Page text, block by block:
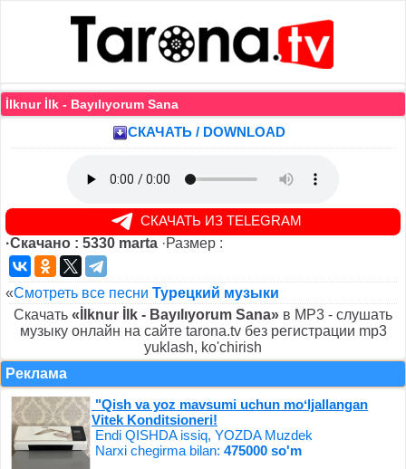
İlknur İlk - Bayılıyorum Sana
СКАЧАТЬ / DOWNLOAD
СКАЧАТЬ ИЗ TELEGRAM
·Скачано : 5330 marta ·Размер :
«Смотреть все песни Турецкий музыки
Скачать «İlknur İlk - Bayılıyorum Sana» в MP3 - слушать
музыку онлайн на сайте tarona.tv без регистрации mp3
yuklash, ko'chirish
Реклама
"Qish va yoz mavsumi uchun moʻljallangan
Vitek Konditsioneri!
Endi QISHDA issiq, YOZDA Muzdek
Narxi chegirma bilan: 475000 so'm